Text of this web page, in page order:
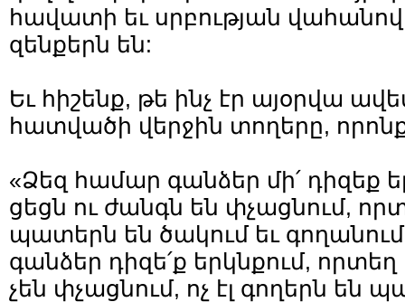
հավատի եւ սրբության վահանով,
զենքերն են:
Եւ հիշենք, թե ինչ էր այօրվա
հատվածի վերջին տողերը,
«Ձեզ համար գանձեր մի՛ դիզեք
ցեցն ու ժանգն են փչացնում,
պատերն են ծակում եւ
գանձեր դիզե՛ք երկնքում, որտեղ
չեն փչացնում, ոչ էլ գողերն են